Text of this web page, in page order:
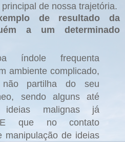
de nossa trajetória.
de resultado da
a um determinado
índole frequenta
ambiente complicado,
partilha do seu
sendo alguns até
ideias malignas já
no contato
manipulação de ideias